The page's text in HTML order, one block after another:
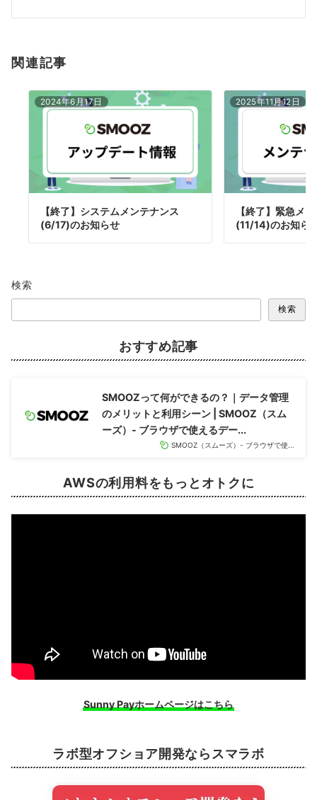
シ
関連記事
2024年6月17日
【終了】システムメンテナンス
(6/17)のお知らせ
2025年11月12日
【終了】緊急メ
(11/14)のお知ら
検索
検索
おすすめ記事
SMOOZって何ができるの？｜データ管理
のメリットと利用シーン | SMOOZ（スム
ーズ）- ブラウザで使えるデー...
SMOOZ（スムーズ）- ブラウザで使...
AWSの利用料をもっと オトクに
Sunny Payホームページはこちら
ラボ型オフショア開発ならスマラボ